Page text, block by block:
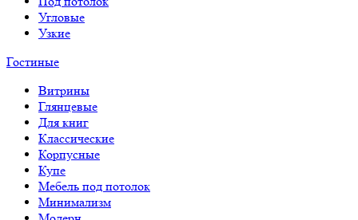
Угловые
Узкие
Гостиные
Витрины
Глянцевые
Для книг
Классические
Корпусные
Купе
Мебель под потолок
Минимализм